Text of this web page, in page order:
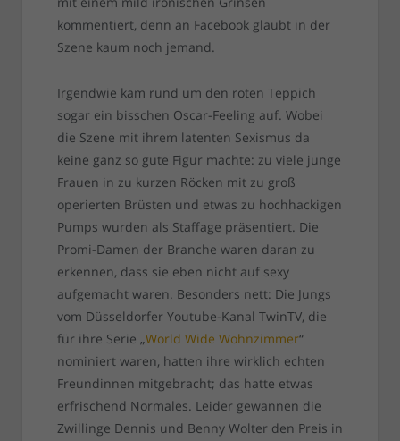
kommentiert, denn an Facebook glaubt in der
Szene kaum noch jemand.
Irgendwie kam rund um den roten Teppich
sogar ein bisschen Oscar-Feeling auf. Wobei
die Szene mit ihrem latenten Sexismus da
keine ganz so gute Figur machte: zu viele junge
Frauen in zu kurzen Röcken mit zu groß
operierten Brüsten und etwas zu hochhackigen
Pumps wurden als Staffage präsentiert. Die
Promi-Damen der Branche waren daran zu
erkennen, dass sie eben nicht auf sexy
aufgemacht waren. Besonders nett: Die Jungs
vom Düsseldorfer Youtube-Kanal TwinTV, die
für ihre Serie „World Wide Wohnzimmer“
nominiert waren, hatten ihre wirklich echten
Freundinnen mitgebracht; das hatte etwas
erfrischend Normales. Leider gewannen die
Zwillinge Dennis und Benny Wolter den Preis in